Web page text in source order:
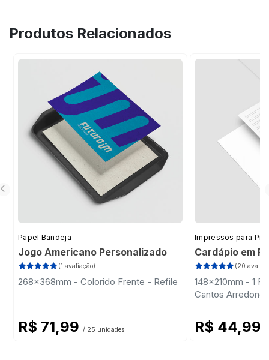
Produtos Relacionados
Papel Bandeja
Jogo Americano Personalizado
(1 avaliação)
268x368mm - Colorido Frente - Refile
R$ 71,99 / 25 unidades
Impressos para
Cardápio em
(20
148x210mm - 1
Cantos
R$ 44,99